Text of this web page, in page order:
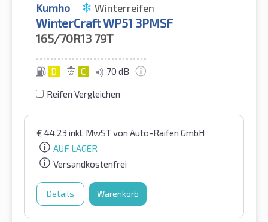
Kumho Winterreifen
WinterCraft WP51 3PMSF
165/70R13 79T
D C 70 dB
Reifen Vergleichen
€ 44,23 inkl. MwSTvon Auto-Raifen GmbH
AUF LAGER
Versandkostenfrei
Details Warenkorb